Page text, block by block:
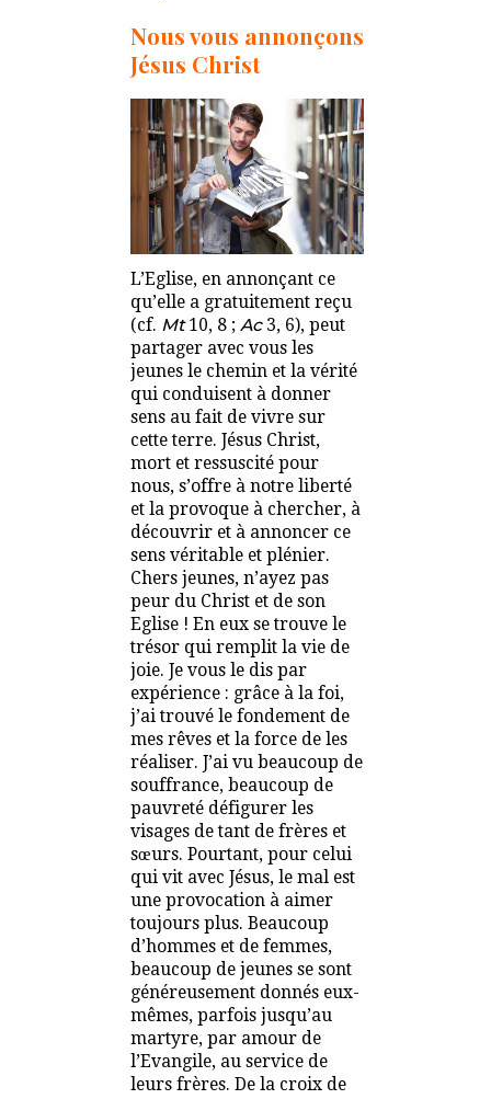
Nous vous annonçons
Jésus Christ
L’Eglise, en annonçant ce
qu’elle a gratuitement reçu
(cf. Mt10, 8 ;Ac3, 6), peut
partager avec vous les
jeunes le chemin et la vérité
qui conduisent à donner
sens au fait de vivre sur
cette terre. Jésus Christ,
mort et ressuscité pour
nous, s’offre à notre liberté
et la provoque à chercher, à
découvrir et à annoncer ce
sens véritable et plénier.
Chers jeunes, n’ayez pas
peur du Christ et de son
Eglise ! En eux se trouve le
trésor qui remplit la vie de
joie. Je vous le dis par
expérience : grâce à la foi,
j’ai trouvé le fondement de
mes rêves et la force de les
réaliser. J’ai vu beaucoup de
souffrance, beaucoup de
pauvreté défigurer les
visages de tant de frères et
sœurs. Pourtant, pour celui
qui vit avec Jésus, le mal est
une provocation à aimer
toujours plus. Beaucoup
d’hommes et de femmes,
beaucoup de jeunes se sont
généreusement donnés eux-
mêmes, parfois jusqu’au
martyre, par amour de
l’Evangile, au service de
leurs frères. De la croix de